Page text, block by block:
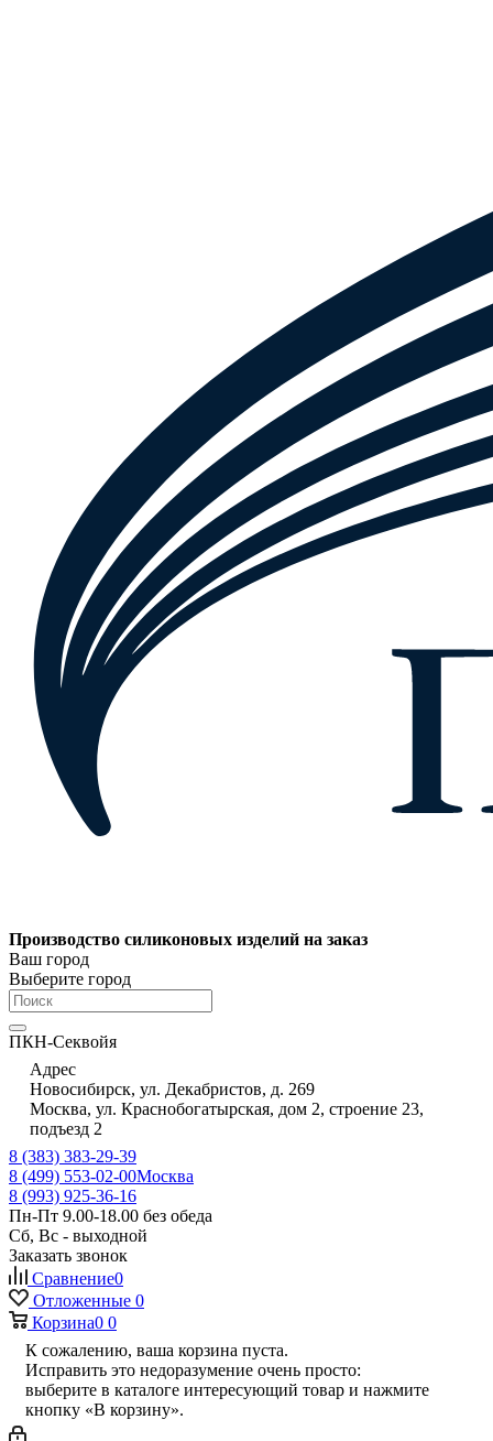
Производство силиконовых изделий на заказ
Ваш город
Выберите город
ПКН-Секвойя
Адрес
Новосибирск, ул. Декабристов, д. 269
Москва, ул. Краснобогатырская, дом 2, строение 23,
подъезд 2
8 (383) 383-29-39
8 (499) 553-02-00Москва
8 (993) 925-36-16
Пн-Пт 9.00-18.00 без обеда
Сб, Вс - выходной
Заказать звонок
Сравнение0
Отложенные 0
Корзина0 0
К сожалению, ваша корзина пуста.
Исправить это недоразумение очень просто:
выберите в каталоге интересующий товар и нажмите
кнопку «В корзину».